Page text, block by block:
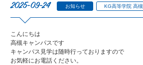
2025-09-24 お知らせ KG高等学院 高槻
こんにちは
高槻キャンパスです
キャンパス見学は随時行っておりますので
お気軽にお電話ください。